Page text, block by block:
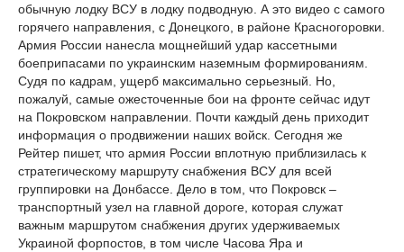
обычную лодку ВСУ в лодку подводную. А это видео с самого
горячего направления, с Донецкого, в районе Красногоровки.
Армия России нанесла мощнейший удар кассетными
боеприпасами по украинским наземным формированиям.
Судя по кадрам, ущерб максимально серьезный. Но,
пожалуй, самые ожесточенные бои на фронте сейчас идут
на Покровском направлении. Почти каждый день приходит
информация о продвижении наших войск. Сегодня же
Рейтер пишет, что армия России вплотную приблизилась к
стратегическому маршруту снабжения ВСУ для всей
группировки на Донбассе. Дело в том, что Покровск –
транспортный узел на главной дороге, которая служат
важным маршрутом снабжения других удерживаемых
Украиной форпостов, в том числе Часова Яра и